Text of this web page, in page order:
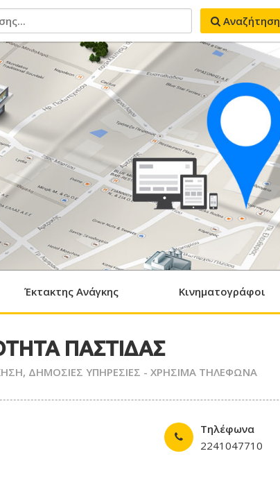
Αναζήτηση
Έκτακτης Ανάγκης Κινηματογράφοι
ΠΑΣΤΙΔΑΣ
, ΔΗΜΟΣΙΕΣ ΥΠΗΡΕΣΙΕΣ - ΧΡΗΣΙΜΑ ΤΗΛΕΦΩΝΑ
Τηλέφωνα
2241047710